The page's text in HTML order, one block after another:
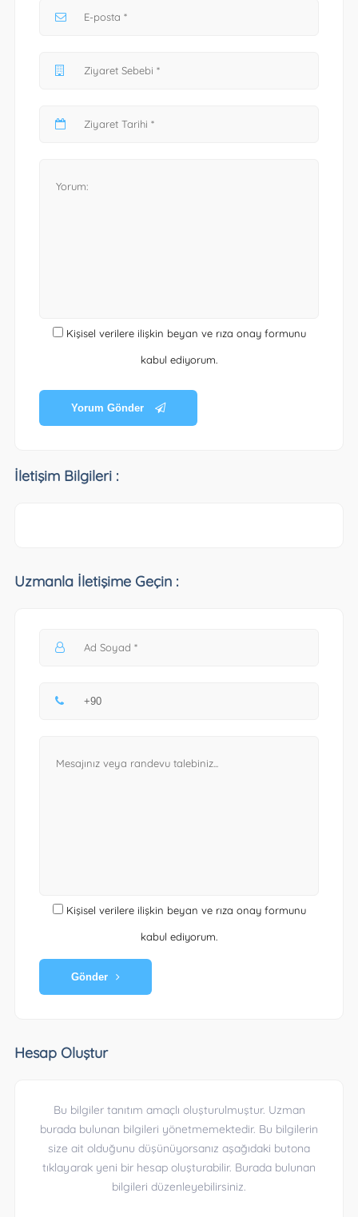
Kişisel verilere ilişkin beyan ve rıza onay formunu
kabul ediyorum.
Yorum Gönder
İletişim Bilgileri :
Uzmanla İletişime Geçin :
Kişisel verilere ilişkin beyan ve rıza onay formunu
kabul ediyorum.
Gönder
Hesap Oluştur
Bu bilgiler tanıtım amaçlı oluşturulmuştur. Uzman
burada bulunan bilgileri yönetmemektedir. Bu bilgilerin
size ait olduğunu düşünüyorsanız aşağıdaki butona
tıklayarak yeni bir hesap oluşturabilir. Burada bulunan
bilgileri düzenleyebilirsiniz.